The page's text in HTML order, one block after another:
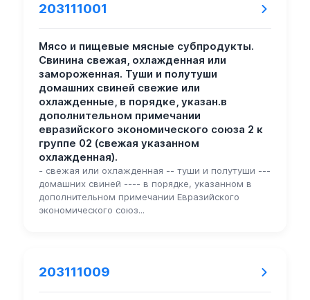
203111001
Мясо и пищевые мясные субпродукты.
Свинина свежая, охлажденная или
замороженная. Туши и полутуши
домашних свиней свежие или
охлажденные, в порядке, указан.в
дополнительном примечании
евразийского экономического союза 2 к
группе 02 (свежая указанном
охлажденная).
- свежая или охлажденная -- туши и полутуши ---
домашних свиней ---- в порядке, указанном в
дополнительном примечании Евразийского
экономического союз...
203111009